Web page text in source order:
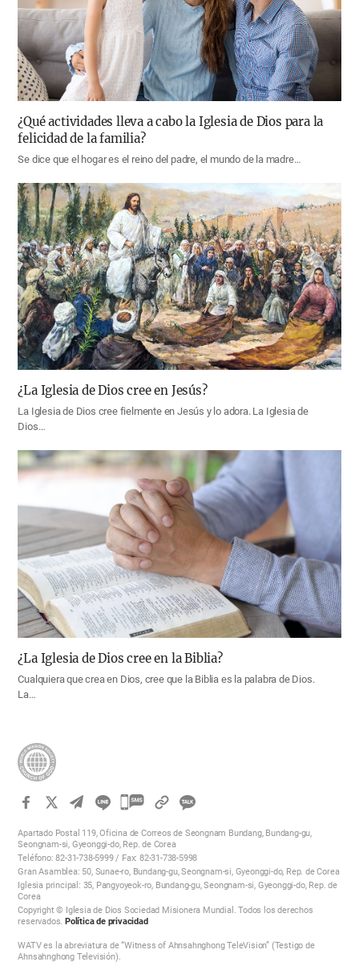
¿Qué actividades lleva a cabo la Iglesia de Dios para la
felicidad de la familia?
Se dice que el hogar es el reino del padre, el mundo de la madre…
¿La Iglesia de Dios cree en Jesús?
La Iglesia de Dios cree fielmente en Jesús y lo adora. La Iglesia de
Dios…
¿La Iglesia de Dios cree en la Biblia?
Cualquiera que crea en Dios, cree que la Biblia es la palabra de Dios.
La…
카
오
톡
공
하
Apartado Postal 119, Oficina de Correos de Seongnam Bundang, Bundang-gu,
Seongnam-si, Gyeonggi-do, Rep. de Corea
Teléfono: 82-31-738-5999 / Fax: 82-31-738-5998
Gran Asamblea: 50, Sunae-ro, Bundang-gu, Seongnam-si, Gyeonggi-do, Rep. de Corea
Iglesia principal: 35, Pangyoyeok-ro, Bundang-gu, Seongnam-si, Gyeonggi-do, Rep. de
Corea
Copyright © Iglesia de Dios Sociedad Misionera Mundial. Todos los derechos
reservados.Política de privacidad
WATV es la abreviatura de “Witness of Ahnsahnghong TeleVision” (Testigo de
Ahnsahnghong Televisión).